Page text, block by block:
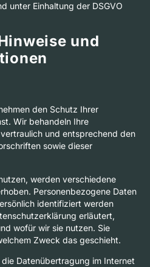
unter Einhaltung der DSGVO
und
den Schutz Ihrer
Wir behandeln Ihre
und entsprechend den
sowie dieser
werden verschiedene
Personenbezogene Daten
identifiziert werden
erläutert,
wofür wir sie nutzen. Sie
Zweck das geschieht.
Datenübertragung im Internet